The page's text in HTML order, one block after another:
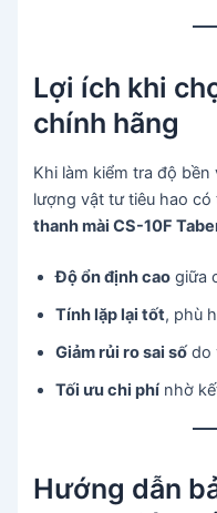
Lợi ích khi
chính hãng
Khi làm kiểm tra độ
lượng vật tư tiêu hao có
thanh mài CS-10F
Độ ổn định cao giữa
Tính lặp lại tốt, phù
Giảm rủi ro sai sốdo
Tối ưu chi phí nhờ
Hướng dẫn